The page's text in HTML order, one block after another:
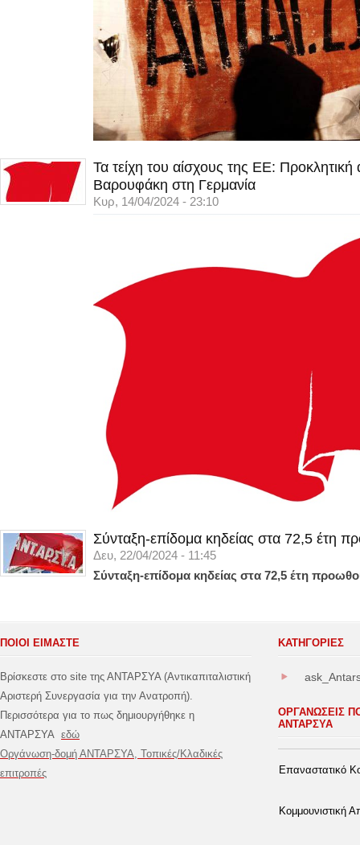
Τα τείχη του αίσχους της ΕΕ:
Βαρουφάκη στη Γερμανία
Κυρ, 14/04/2024 - 23:10
Σύνταξη-επίδομα κηδείας στα 72,5 έτη
Δευ, 22/04/2024 - 11:45
Σύνταξη-επίδομα κηδείας στα 72,5 έτη
ΠΟΙΟΙ ΕΙΜΑΣΤΕ
Βρίσκεστε στο site της ΑΝΤΑΡΣΥΑ (Αντικαπιταλιστική
Αριστερή Συνεργασία για την Ανατροπή).
Περισσότερα για το πως δημιουργήθηκε η
ΑΝΤΑΡΣΥΑ εδώ
Οργάνωση-δομή ΑΝΤΑΡΣΥΑ, Τοπικές/Κλαδικές
επιτροπές
ΚΑΤΗΓΟΡΊΕΣ
ΟΡΓΑΝΩΣΕΙΣ
ΑΝΤΑΡΣΥΑ
Επαναστατικό
Κομμουνιστική